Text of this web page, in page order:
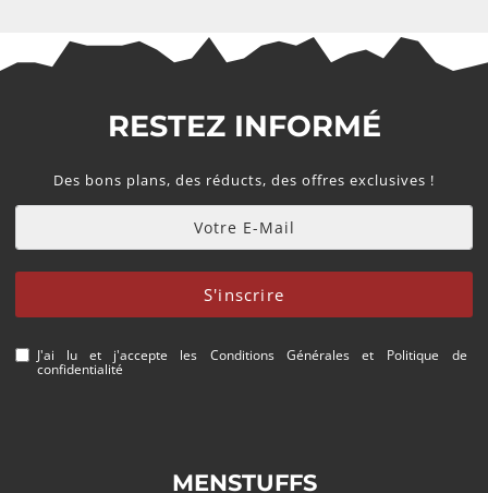
RESTEZ INFORMÉ
Des bons plans, des réducts, des offres exclusives !
S'inscrire
J'ai lu et j'accepte les Conditions Généraleset Politique de
confidentialité
MENSTUFFS